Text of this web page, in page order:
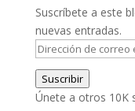
Suscríbete a este
nuevas entradas.
Dirección
de
correo
electrónico
Suscribir
Únete a otros 10K